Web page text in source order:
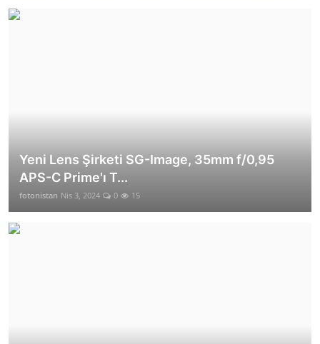
Yeni Lens Şirketi SG-Image, 35mm f/0,95
APS-C Prime'ı T...
fotonistan Nis 3, 2024 0 15